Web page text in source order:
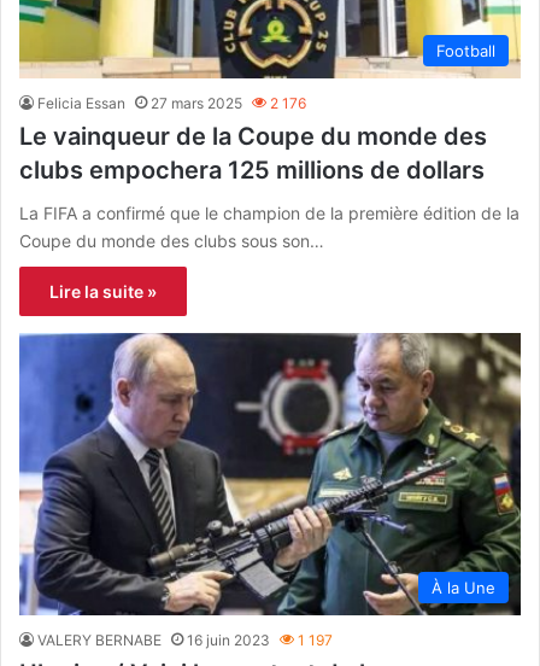
Football
Felicia Essan 27 mars 2025 2 176
Le vainqueur de la Coupe du monde des
clubs empochera 125 millions de dollars
La FIFA a confirmé que le champion de la première édition de la
Coupe du monde des clubs sous son…
Lire la suite »
À la Une
VALERY BERNABE 16 juin 2023 1 197